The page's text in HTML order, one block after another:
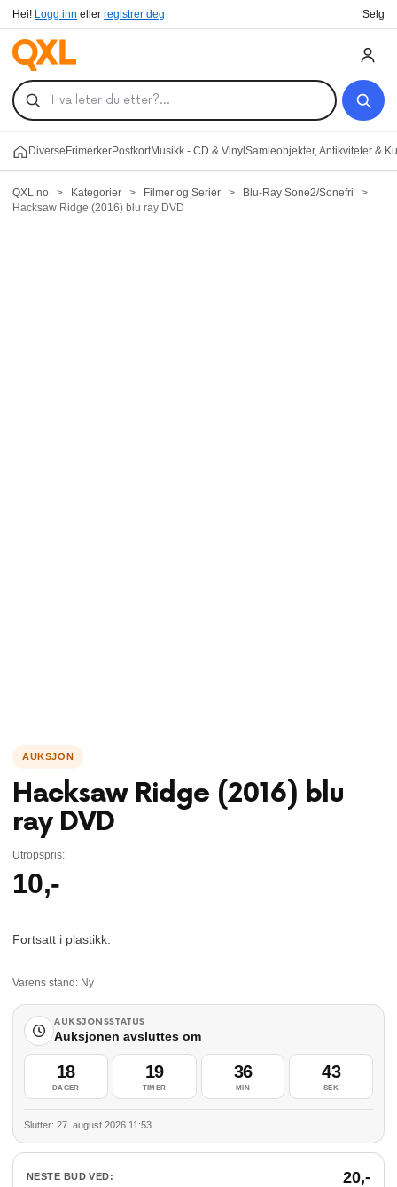
Hei! Logg inn eller registrer deg Selg
Diverse FrimerkerPostkortMusikk - CD & Vinyl Samleobjekter, Antikviteter &
QXL.no > Kategorier > Filmer og Serier > Blu-Ray Sone2/Sonefri
>
Hacksaw Ridge (2016) blu ray DVD
Hacksaw Ridge (2016) blu
ray DVD
Utropspris:
10,-
Fortsatt i plastikk.
Varens stand: Ny
AUKSJONSSTATUS
Auksjonen avsluttes om
18
DAGER
19
TIMER
36
MIN
43
SEK
Slutter: 27. august 2026 11:53
NESTE BUD VED: 20,-